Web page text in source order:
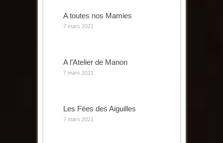
A toutes nos Mamies
7 mars 2021
A l’Atelier de Manon
7 mars 2021
Les Fées des Aiguilles
7 mars 2021